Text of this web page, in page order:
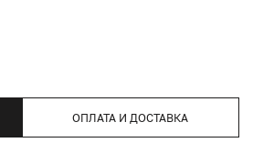
ОПЛАТА И ДОСТАВКА